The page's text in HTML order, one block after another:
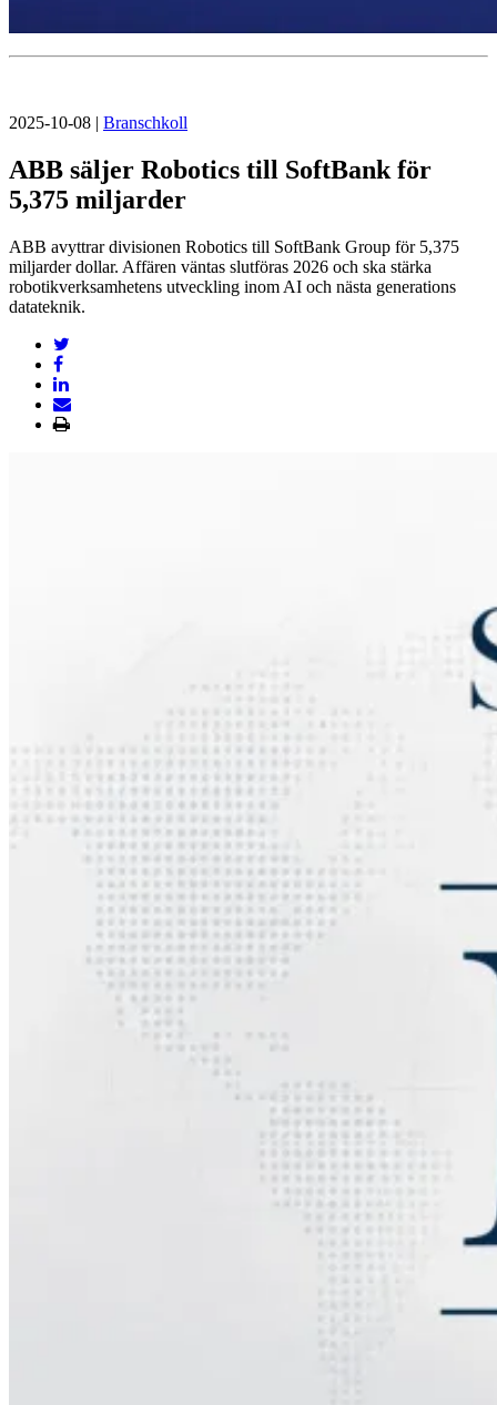
2025-10-08 | Branschkoll
ABB säljer Robotics till SoftBank för
5,375 miljarder
ABB avyttrar divisionen Robotics till SoftBank Group för 5,375
miljarder dollar. Affären väntas slutföras 2026 och ska stärka
robotikverksamhetens utveckling inom AI och nästa generations
datateknik.